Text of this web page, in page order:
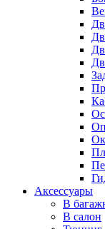
Аксессуары
В
В салон